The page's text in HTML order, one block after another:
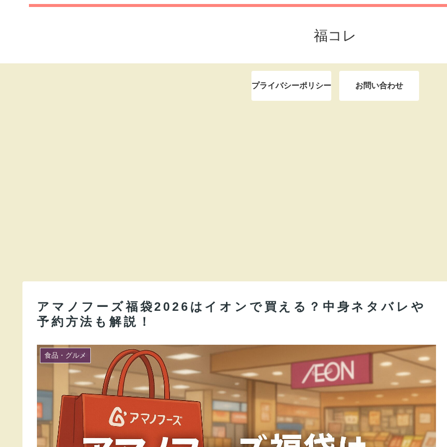
福コレ
プライバシーポリシー お問い合わせ
アマノフーズ福袋2026はイオンで買える？中身ネタバレや
予約方法も解説！
食品・グルメ